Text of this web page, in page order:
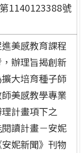
1140123388號
美感教育課程
辦理旨揭創新
大培育種子師
美感教學專業
計畫項下之
閱讀計畫－安妮
妮新聞》刊物